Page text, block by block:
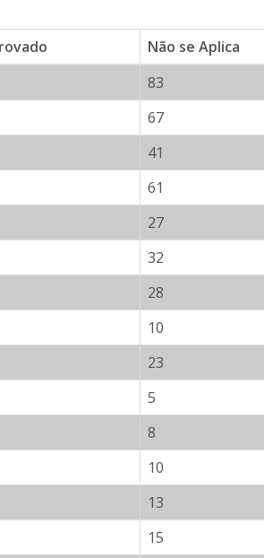
Não se Aplica
83
67
41
61
27
32
28
10
23
5
8
10
13
15